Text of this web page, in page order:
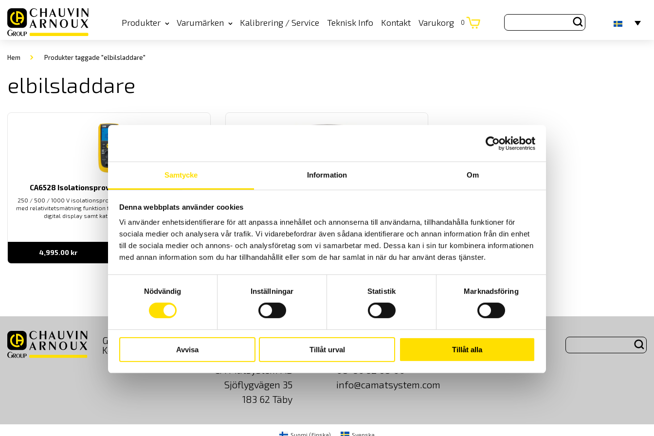
Samtycke Information Om
Denna webbplats använder cookies
Vi använder enhetsidentifierare för att anpassa innehållet och annonserna till användarna, tillhandahålla funktioner för
sociala medier och analysera vår trafik. Vi vidarebefordrar även sådana identifierare och annan information från din enhet
till de sociala medier och annons- och analysföretag som vi samarbetar med. Dessa kan i sin tur kombinera informationen
med annan information som du har tillhandahållit eller som de har samlat in när du har använt deras tjänster.
Nödvändig
Inställningar Statistik Marknadsföring
Avvisa Tillåt urval Tillåt alla
Produkter Varumärken Kalibrering / Service Teknisk Info Kontakt Varukorg 0
Hem Produkter taggade "elbilsladdare"
elbilsladdare
CA6528 Isolationsprovare 250 / 500 / 1000 V
250 / 500 / 1000 V isolationsprovare med resistansmätning samt
med relativitetsmätning funktion för värmegolv kontroll. Med tydlig
digital display samt kategori IV säkerhetsklass.
4,995.00 kr LÄS MER
enkel rapportgenerering även till excel. Med färgskärm som har
inbyggd säkringstabell samt mätning på elbilsladdstationer med
adapter CA6652. Dokumentation enligt SS 436 40 00 utgåva 3.
21,595.00kr –29,900.00
21,595.00 kr
LÄS MER
GDPR Köpvillkor Cookies Klagomål Kundundersökning
Om Oss
Kontakt
CA Mätsystem AB
Sjöflygvägen 35
183 62 Täby
08-50 52 68 00
info@camatsystem.com